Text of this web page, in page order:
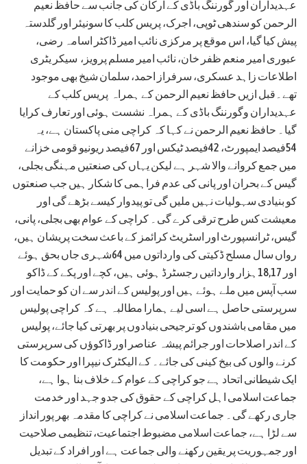
عہدیداران اور گورننگ باڈی کے ارکان کی جانب سے حافظ نعیم
الرحمن کو سندھی ٹوپی، اجرک، پریس کلب کا سونیئر اور گلدستہ
پیش کیا گیا، اس موقع پر مرکزی نائب امیر ڈاکٹر اسامہ رضی،
عبوری امیر منعم ظفر خان، نائب امیر مسلم پرویز، سیکر یٹری
اطلاعات زاہد عسکری، سرفراز احمد، سلمان شیخ بھی موجود
تھے۔قبل ازیں حافظ نعیم الرحمن کے ہمراہ پریس کلب کے
عہدیداران وگورننگ باڈی کے ہمراہ نشست ہوئی اور تعارف کرایا
گیا۔ حافظ نعیم الرحمن نے کہا کہ کراچی منی پاکستان ہے، یہ
54فیصد ایمپورٹ، 42فیصد ٹیکس اور 67فیصد ریونیو قومی خزانے
میں جمع کروانے والا شہر ہے لیکن یہاں کی صنعتیں مہنگی بجلی،
گیس کے بحران اور پانی کی عدم فراہمی کا شکار ہیں جب صنعتوں
کو بنیادی سہولیات نہیں ملیں گی تو پیدوار کیسے بڑھے گی اور
معیشت کس طرح ترقی کرے گی۔ کراچی کے عوام بھی بجلی، پانی،
گیس، ٹرانسپورٹ اور اسٹریٹ کرائمز کے باعث سخت پریشان ہیں،
رواں سال مسلح ڈکیتی کی وارداتوں میں 64شہری جاں بحق ہوئے
اور 18,17ہزار وارداتیں رجسٹرڈ ہوئی ہیں، کچے اور پکے کے ڈاکو
سب آپس میں ملے ہوئے ہیں اور پولیس کے اندر سے ان کو حمایت اور
سرپرستی حاصل ہے اسی لیے ہمارا مطالبہ ہے کہ کراچی پولیس
میں مقامی باشندوں کو ترجیحی بنیادوں پر بھرتی کیا جائے، پولیس
کے اندر اصلاحات اور جرائم پیشہ عناصر اور ڈاکوؤں کی سرپرستی
کرنے والوں کی بیخ کینی کی جائے۔ کے الیکٹرک نیپرا اور حکومت کا
ایک شیطانی اتحاد ہے جو کراچی کے عوام کے خلاف بنا ہوا ہے،
جماعت اسلامی اہل کراچی کے حقوق کی جدو جہد اور خدمت
جاری رکھے گی۔ جماعت اسلامی نے کراچی کا مقدمہ بھر پور انداز
سے لڑا ہے، جماعت اسلامی مضبوط اجتماعیت، تنظیمی صلاحیت
اور جمہوریت پر یقین رکھنے والی جماعت ہے اور افراد کے تبدیل